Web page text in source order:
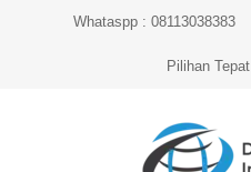
Whataspp : 08113038383
Pilihan